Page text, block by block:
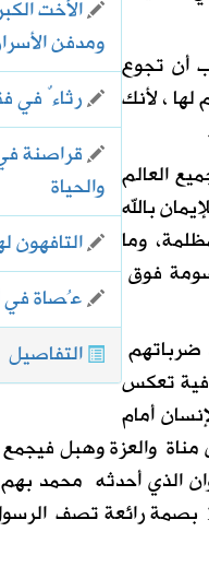
الأخت
ومدفن
رثاءٌ في
قراصنة
والحياة
التافهون
‏عُصاة في
التفاصيل
أن تجوع
، لأنك
العالم
بالله
وما
فوق
ضرباتهم
تعكس
أمام
والعزة وهبل فيجمع
الذي أحدثه محمد
رائعة تصف